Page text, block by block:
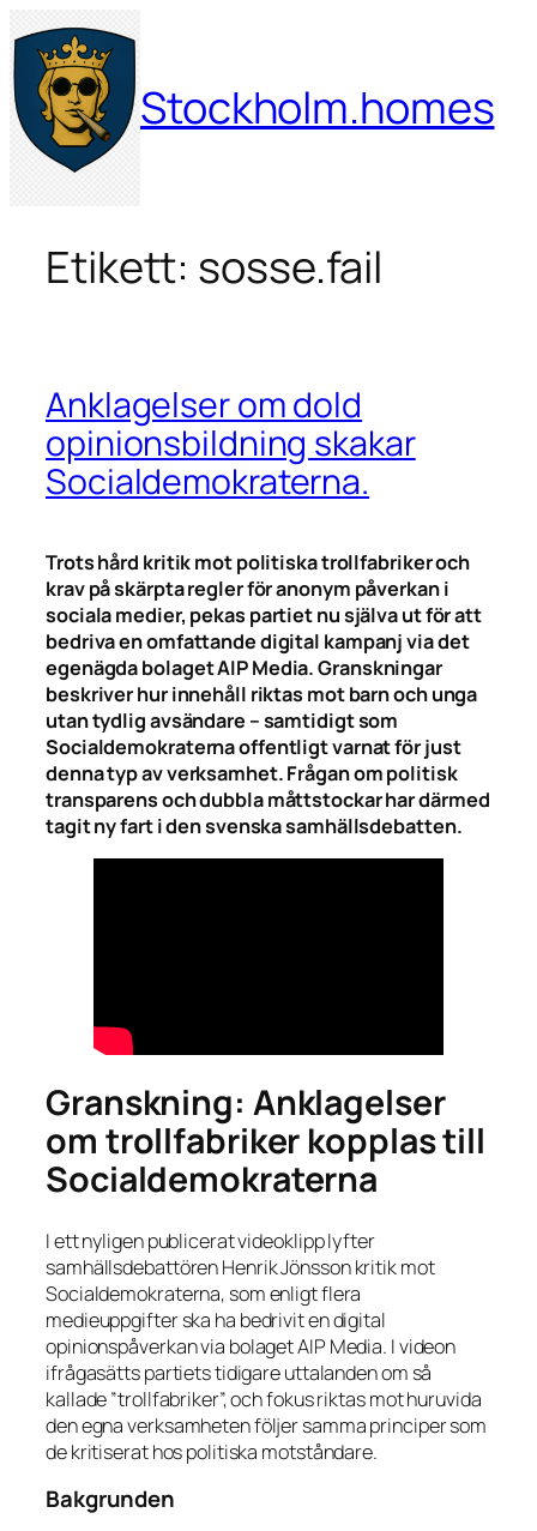
Hoppa
till
innehåll
Stockholm.homes
Etikett: sosse.fail
Anklagelser om dold
opinionsbildning skakar
Socialdemokraterna.
Trots hård kritik mot politiska trollfabriker och
krav på skärpta regler för anonym påverkan i
sociala medier, pekas partiet nu själva ut för att
bedriva en omfattande digital kampanj via det
egenägda bolaget AIP Media. Granskningar
beskriver hur innehåll riktas mot barn och unga
utan tydlig avsändare – samtidigt som
Socialdemokraterna offentligt varnat för just
denna typ av verksamhet. Frågan om politisk
transparens och dubbla måttstockar har därmed
tagit ny fart i den svenska samhällsdebatten.
Granskning: Anklagelser
om trollfabriker kopplas till
Socialdemokraterna
I ett nyligen publicerat videoklipp lyfter
samhällsdebattören Henrik Jönsson kritik mot
Socialdemokraterna, som enligt flera
medieuppgifter ska ha bedrivit en digital
opinionspåverkan via bolaget AIP Media. I videon
ifrågasätts partiets tidigare uttalanden om så
kallade ”trollfabriker”, och fokus riktas mot huruvida
den egna verksamheten följer samma principer som
de kritiserat hos politiska motståndare.
Bakgrunden